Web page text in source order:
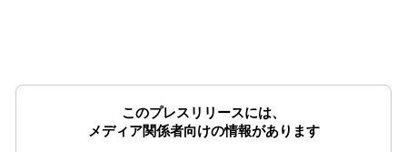
このプレスリリースには、
メディア関係者向けの情報があります